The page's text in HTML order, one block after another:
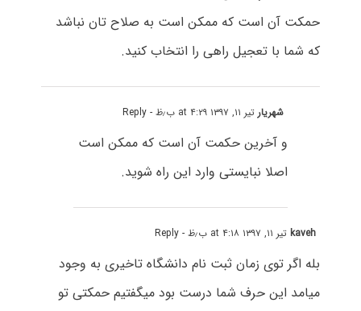
حمکت آن است که ممکن است به صلاح تان نباشد
که شما با تعجیل راهی را انتخاب کنید.
شهریارتیر ۱۱, ۱۳۹۷ at ۴:۲۹ ب٫ظ - Reply
و آخرین حکمت آن است که ممکن است
اصلا نبایستی وارد این راه شوید.
kavehتیر ۱۱, ۱۳۹۷ at ۴:۱۸ ب٫ظ - Reply
بله اگر توی زمان ثبت نام دانشگاه تاخیری به وجود
میامد این حرف شما درست بود میگفتیم حمکتی تو